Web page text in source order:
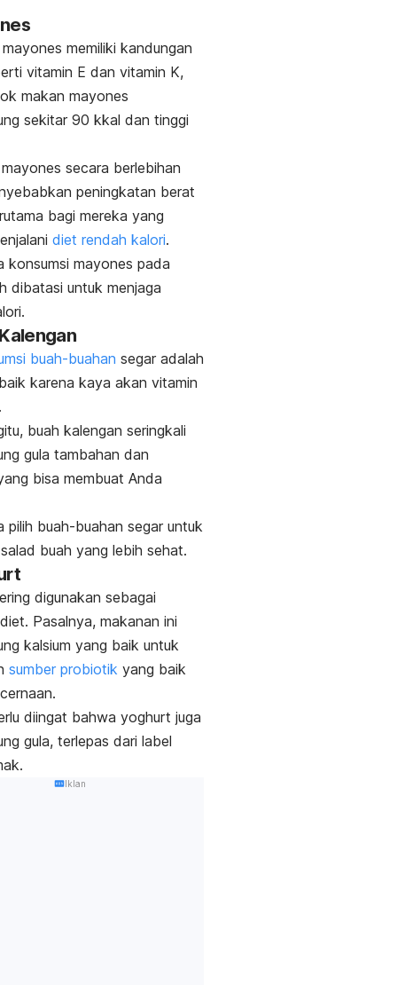
mayones memiliki kandungan
vitamin E dan vitamin K,
makan mayones
sekitar 90 kkal dan tinggi
secara berlebihan
peningkatan berat
bagi mereka yang
diet rendah kalori.
konsumsi mayones pada
dibatasi untuk menjaga
buah-buahan segar adalah
karena kaya akan vitamin
buah kalengan seringkali
gula tambahan dan
bisa membuat Anda
pilih buah-buahan segar untuk
buah yang lebih sehat.
digunakan sebagai
Pasalnya, makanan ini
kalsium yang baik untuk
sumber probiotik yang baik
diingat bahwa yoghurt juga
gula, terlepas dari label
Iklan